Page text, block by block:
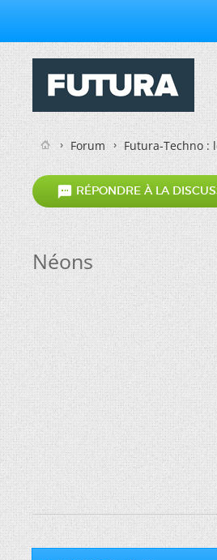
Forum Futura-Techno :
 RÉPONDRE À LA
Néons